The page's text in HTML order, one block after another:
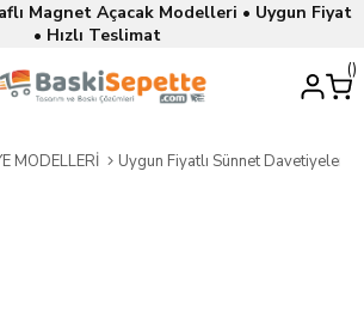
Magnet Açacak Modelleri • Uygun Fiyat
• Hızlı Teslimat
MODELLERİ Uygun Fiyatlı Sünnet Davetiyeleri